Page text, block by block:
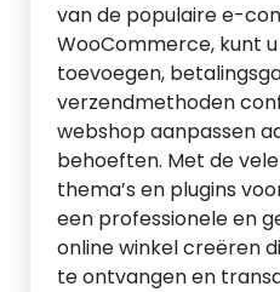
van de populaire e-
WooCommerce, kunt
toevoegen,
verzendmethoden
webshop aanpassen
behoeften. Met de
thema’s en plugins
een professionele en
online winkel creëren
te ontvangen en